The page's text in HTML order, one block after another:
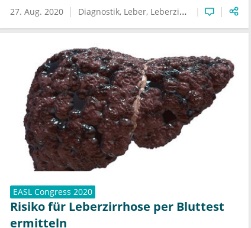
27. Aug. 2020 Diagnostik Leber Leberzirrhose
EASL Congress 2020
Risiko für Leberzirrhose per Bluttest
ermitteln